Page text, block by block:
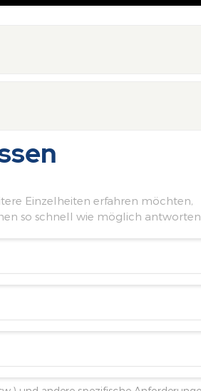
Einzelheiten erfahren möchten,
so schnell wie möglich antworten.